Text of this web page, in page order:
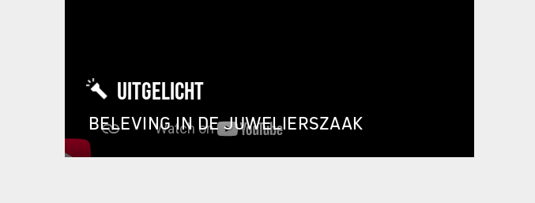
UITGELICHT
BELEVING IN DE JUWELIERSZAAK